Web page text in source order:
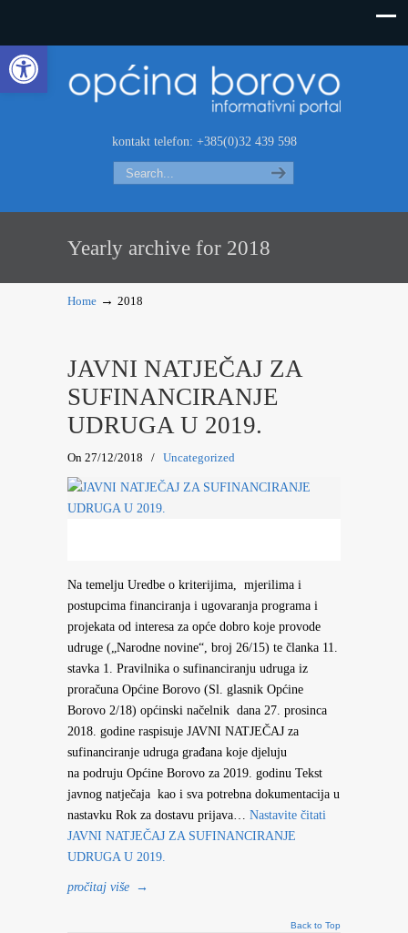
Open toolbar
kontakt telefon: +385(0)32 439 598
Yearly archive for 2018
Home → 2018
JAVNI NATJEČAJ ZA
SUFINANCIRANJE
UDRUGA U 2019.
On 27/12/2018 / Uncategorized
Na temelju Uredbe o kriterijima, mjerilima i
postupcima financiranja i ugovaranja programa i
projekata od interesa za opće dobro koje provode
udruge („Narodne novine“, broj 26/15) te članka 11.
stavka 1. Pravilnika o sufinanciranju udruga iz
proračuna Općine Borovo (Sl. glasnik Općine
Borovo 2/18) općinski načelnik dana 27. prosinca
2018. godine raspisuje JAVNI NATJEČAJ za
sufinanciranje udruga građana koje djeluju
na podruju Općine Borovo za 2019. godinu Tekst
javnog natječaja kao i sva potrebna dokumentacija u
nastavku Rok za dostavu prijava… Nastavite čitati
JAVNI NATJEČAJ ZA SUFINANCIRANJE
UDRUGA U 2019.
pročitaj više →
Back to Top